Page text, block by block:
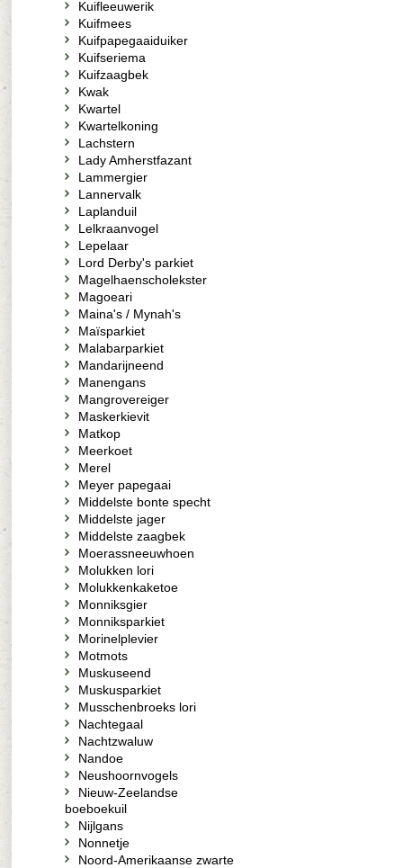
Kuifleeuwerik
Kuifmees
Kuifpapegaaiduiker
Kuifseriema
Kuifzaagbek
Kwak
Kwartel
Kwartelkoning
Lachstern
Lady Amherstfazant
Lammergier
Lannervalk
Laplanduil
Lelkraanvogel
Lepelaar
Lord Derby's parkiet
Magelhaenscholekster
Magoeari
Maina's / Mynah's
Maïsparkiet
Malabarparkiet
Mandarijneend
Manengans
Mangrovereiger
Maskerkievit
Matkop
Meerkoet
Merel
Meyer papegaai
Middelste bonte specht
Middelste jager
Middelste zaagbek
Moerassneeuwhoen
Molukken lori
Molukkenkaketoe
Monniksgier
Monniksparkiet
Morinelplevier
Motmots
Muskuseend
Muskusparkiet
Musschenbroeks lori
Nachtegaal
Nachtzwaluw
Nandoe
Neushoornvogels
Nieuw-Zeelandse
boeboekuil
Nijlgans
Nonnetje
Noord-Amerikaanse zwarte